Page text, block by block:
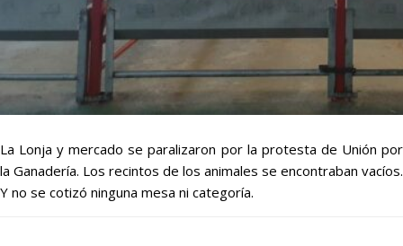
La Lonja y mercado se paralizaron por la protesta de Unión por
la Ganadería. Los recintos de los animales se encontraban vacíos.
Y no se cotizó ninguna mesa ni categoría.